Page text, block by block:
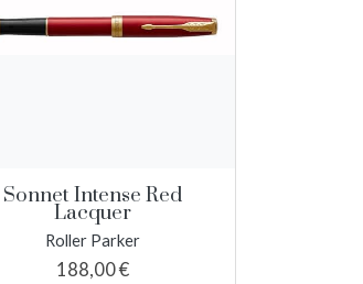
Sonnet Intense Red
Lacquer
Roller Parker
188,00 €